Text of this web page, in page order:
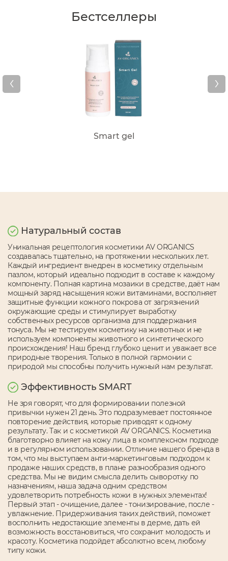
Бестселлеры
›
‹
Smart gel
Натуральный состав
Уникальная рецептология косметики AV ORGANICS
создавалась тщательно, на протяжении нескольких лет.
Каждый ингредиент внедрен в косметику отдельным
пазлом, который идеально подходит в составе к каждому
компоненту. Полная картина мозаики в средстве, даёт нам
мощный заряд насыщения кожи витаминами, восполняет
защитные функции кожного покрова от загрязнений
окружающие среды и стимулирует выработку
собственных ресурсов организма для поддержания
тонуса. Мы не тестируем косметику на животных и не
используем компоненты животного и синтетического
происхождения! Наш бренд глубоко ценит и уважает все
природные творения. Только в полной гармонии с
природой мы способны получить нужный нам результат.
Эффективность SMART
Не зря говорят, что для формировании полезной
привычки нужен 21 день. Это подразумевает постоянное
повторение действия, которые приводят к одному
результату. Так и с косметикой AV ORGANICS. Косметика
благотворно влияет на кожу лица в комплексном подходе
и в регулярном использовании. Отличие нашего бренда в
том, что мы выступаем анти-маркетинговым подходом к
продаже наших средств, в плане разнообразия одного
средства. Мы не видим смысла делить сыворотку по
назначениям, наша задача одним средством
удовлетворить потребность кожи в нужных элементах!
Первый этап - очищение, далее - тонизирование, после -
увлажнение. Придерживания таких действий, поможет
восполнить недостающие элементы в дерме, дать ей
возможность восстановиться, что сохранит молодость и
красоту. Косметика подойдет абсолютно всем, любому
типу кожи.